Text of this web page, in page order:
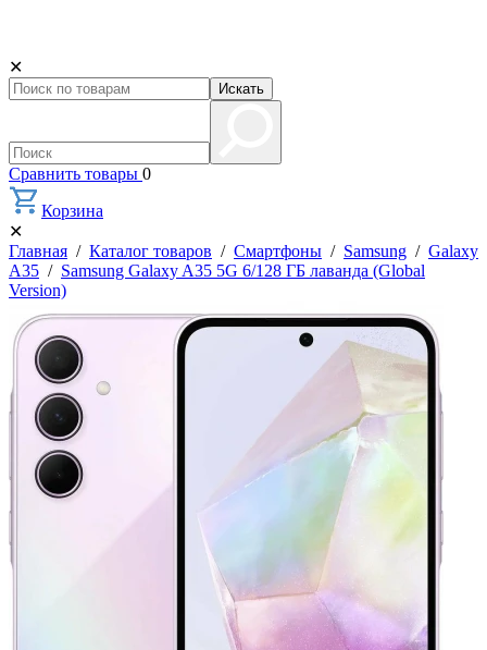
✕
Искать
Сравнить товары 0
Корзина
✕
Главная / Каталог товаров / Смартфоны / Samsung / Galaxy
A35 / Samsung Galaxy A35 5G 6/128 ГБ лаванда (Global
Version)